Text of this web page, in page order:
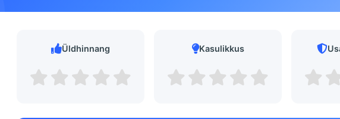
Üldhinnang Kasulikkus